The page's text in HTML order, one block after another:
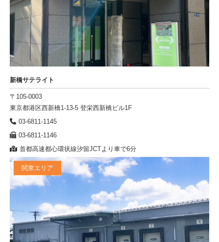
新橋サテライト
〒105-0003
東京都港区西新橋1-13-5 登栄西新橋ビル1F
03-6811-1145
03-6811-1146
首都高速都心環状線汐留JCTより車で6分
関東エリア